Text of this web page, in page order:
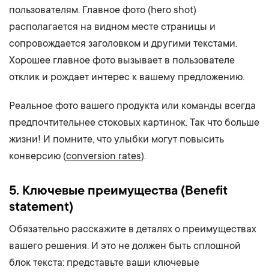
пользователям. Главное фото (hero shot)
располагается на видном месте страницы и
сопровождается заголовком и другими текстами.
Хорошее главное фото вызывает в пользователе
отклик и рождает интерес к вашему предложению.
Реальное фото вашего продукта или команды всегда
предпочтительнее стоковых картинок. Так что больше
жизни! И помните, что улыбки могут повысить
конверсию (conversion rates).
5. Ключевые преимущества (Benefit
statement)
Обязательно расскажите в деталях о преимуществах
вашего решения. И это не должен быть сплошной
блок текста: представьте ваши ключевые